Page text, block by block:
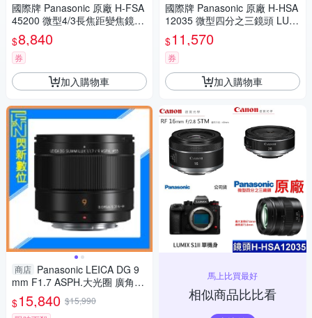
國際牌 Panasonic 原廠 H-FSA
45200 微型4/3長焦距變焦鏡頭
LUMIX G X VARIO 45-200mm
單眼鏡頭 相機
$8,840
券
加入購物車
商店 Panasonic LEICA DG 9
mm F1.7 ASPH.大光圈 廣角定
焦 微距(公司貨)
$15,840 $15,990
國際牌 Panasonic 原廠 H-HSA
12035 微型四分之三鏡頭 LUMI
X G X VARIO 12-35mm 相機
$11,570
券
加入購物車
馬上比買最好
相似商品比比看